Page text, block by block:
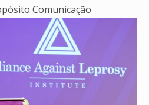
Comunicação